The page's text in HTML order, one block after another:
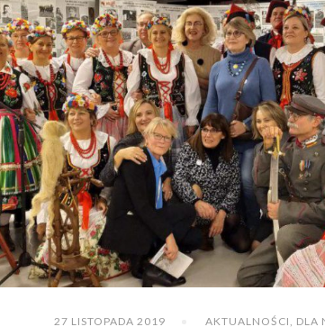
27 LISTOPADA 2019 AKTUALNOŚCI DLA